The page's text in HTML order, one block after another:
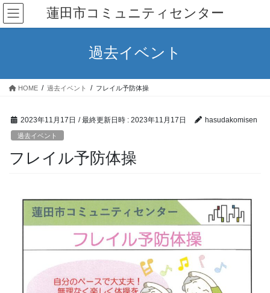
コ
ン
テ
ス
ナ
ビ
ゲ
ン
蓮田市コミュニティセンター
過去イベント
HOME 過去イベント フレイル予防体操
2023年11月17日 / 最終更新日時 : 2023年11月17日 hasudakomisen
過去イベント
フレイル予防体操